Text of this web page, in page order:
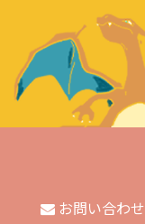
お問い合わせ